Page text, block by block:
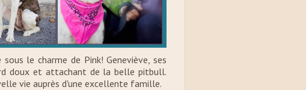
le charme de Pink! Geneviève, ses
doux et attachant de la belle pitbull.
vie auprès d'une excellente famille.